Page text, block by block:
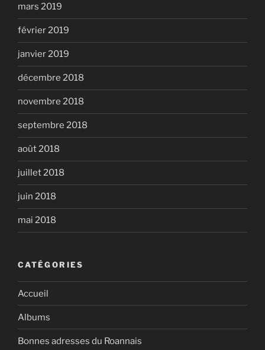
mars 2019
février 2019
janvier 2019
décembre 2018
novembre 2018
septembre 2018
août 2018
juillet 2018
juin 2018
mai 2018
CATÉGORIES
Accueil
Albums
Bonnes adresses du Roannais